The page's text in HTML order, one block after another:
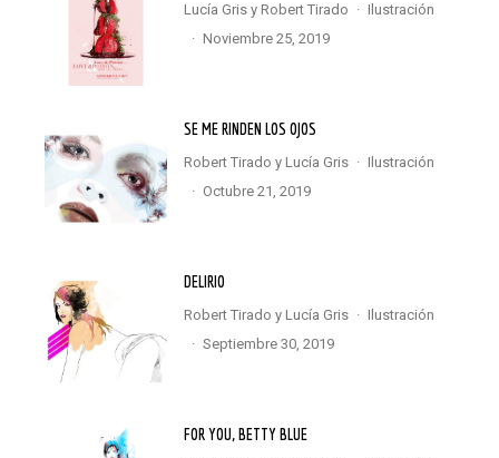
Lucía Gris yRobert Tirado ·
Ilustración
·
noviembre 25, 2019
SE ME RINDEN LOS OJOS
Robert Tirado yLucía Gris ·
Ilustración
·
octubre 21, 2019
DELIRIO
Robert Tirado yLucía Gris ·
Ilustración
·
septiembre 30, 2019
FOR YOU, BETTY BLUE